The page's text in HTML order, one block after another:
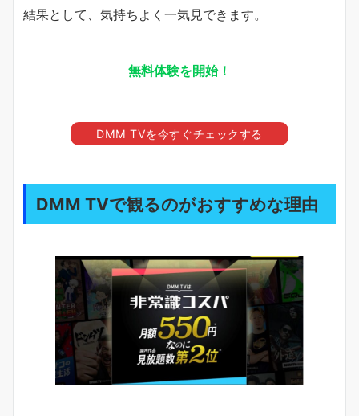
結果として、気持ちよく一気見できます。
無料体験を開始！
DMM TVを今すぐチェックする
DMM TVで観るのがおすすめな理由